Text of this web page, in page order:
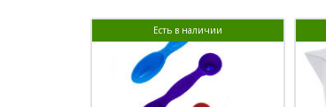
Есть в наличии